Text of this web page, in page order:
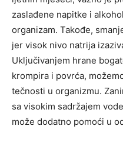
zaslađene napitke i
organizam. Takođe,
jer visok nivo natrija
Uključivanjem hrane
krompira i povrća,
tečnosti u organizmu.
sa visokim sadržajem
može dodatno pomoći u